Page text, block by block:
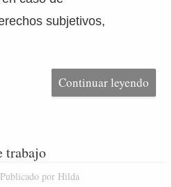
subjetivos,
Continuar leyendo
trabajo
Publicado por Hilda